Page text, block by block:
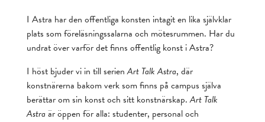
I Astra har den offentliga konsten intagit en lika självklar
plats som föreläsningssalarna och mötesrummen. Har du
undrat över varför det finns offentlig konst i Astra?
I höst bjuder vi in till serienArt Talk Astra, där
konstnärerna bakom verk som finns på campus själva
berättar om sin konst och sitt konstnärskap.Art Talk
Astraär öppen för alla: studenter, personal och